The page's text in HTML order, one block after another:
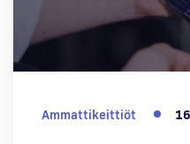
Ammattikeittiöt